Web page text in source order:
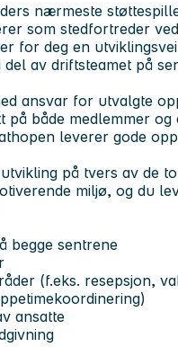
nærmeste
som stedfortreder
for deg en
av driftsteamet på
ansvar for utvalgte
både medlemmer og
leverer gode
på tvers av de
miljø, og du
begge sentrene
(f.eks. resepsjon,
ansatte